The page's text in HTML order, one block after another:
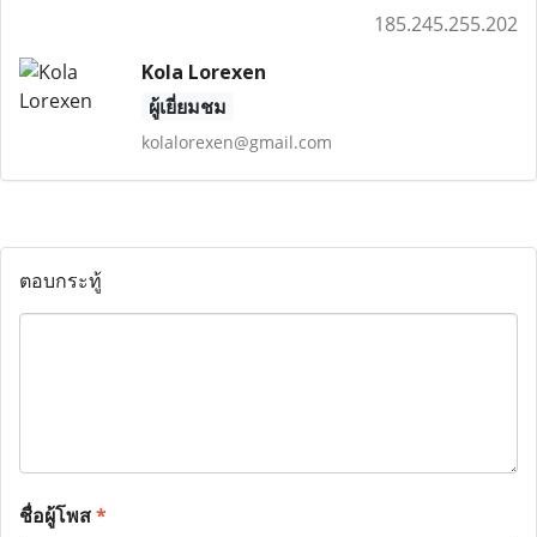
185.245.255.202
Kola Lorexen
ผู้เยี่ยมชม
kolalorexen@gmail.com
ตอบกระทู้
ชื่อผู้โพส*